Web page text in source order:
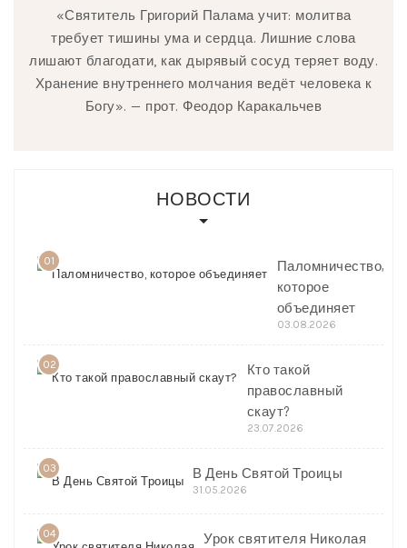
«Святитель Григорий Палама учит: молитва
требует тишины ума и сердца. Лишние слова
лишают благодати, как дырявый сосуд теряет воду.
Хранение внутреннего молчания ведёт человека к
Богу». — прот. Феодор Каракальчев
НОВОСТИ
01
Паломничество,
которое
объединяет
03.08.2026
02
Кто такой
православный
скаут?
23.07.2026
03 В День Святой Троицы
31.05.2026
04 Урок святителя Николая